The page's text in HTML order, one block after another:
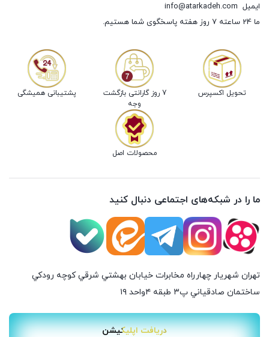
ایمیل info@atarkadeh.com
ما 24 ساعته 7 روز هفته پاسخگوی شما هستیم.
تحویل اکسپرس
7 روز گارانتی بازگشت
وجه
پشتیبانی همیشگی
محصولات اصل
ما را در شبکه‌های اجتماعی دنبال کنید
تهران شهريار چهارراه مخابرات خيابان بهشتي شرقي كوچه رودكي
ساختمان صادقياني پ٣ طبقه ٤واحد ۱۹
دریافت اپلیکیشن